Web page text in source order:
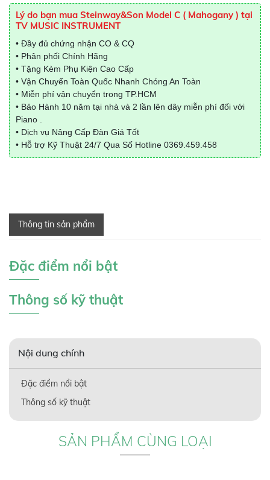
Lý do bạn mua Steinway&Son Model C ( Mahogany ) tại
TV MUSIC INSTRUMENT
• Đầy đủ chứng nhận CO & CQ
• Phân phối Chính Hãng
• Tặng Kèm Phụ Kiện Cao Cấp
• Vận Chuyển Toàn Quốc Nhanh Chóng An Toàn
• Miễn phí vận chuyển trong TP.HCM
• Bảo Hành 10 năm tại nhà và 2 lần lên dây miễn phí đối với
Piano .
• Dịch vụ Nâng Cấp Đàn Giá Tốt
• Hỗ trợ Kỹ Thuật 24/7 Qua Số Hotline 0369.459.458
Thông tin sản phẩm
Đặc điểm nổi bật
Thông số kỹ thuật
Nội dung chính
Đặc điểm nổi bật
Thông số kỹ thuật
SẢN PHẨM CÙNG LOẠI